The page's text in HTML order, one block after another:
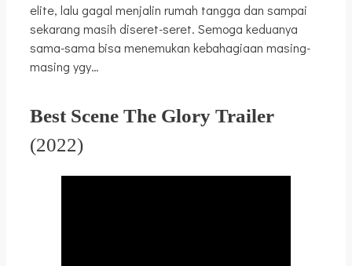
elite, lalu gagal menjalin rumah tangga dan sampai
sekarang masih diseret-seret. Semoga keduanya
sama-sama bisa menemukan kebahagiaan masing-
masing ygy…
Best Scene The Glory Trailer
(2022)